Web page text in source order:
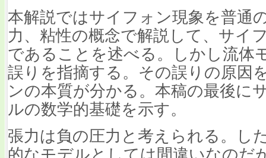
本解説ではサイフォン現象を普通
力、粘性の概念で解説して、サイ
であることを述べる。しかし流体
誤りを指摘する。その誤りの原因
ンの本質が分かる。本稿の最後に
ルの数学的基礎を示す。
張力は負の圧力と考えられる。し
的なモデルとしては間違いなのだ